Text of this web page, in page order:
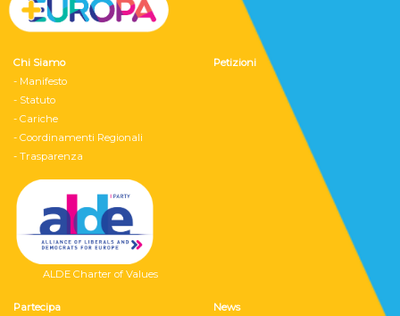
Chi Siamo
- Manifesto
- Statuto
- Cariche
- Coordinamenti Regionali
- Trasparenza
ALDE Charter of Values
Petizioni
Partecipa News